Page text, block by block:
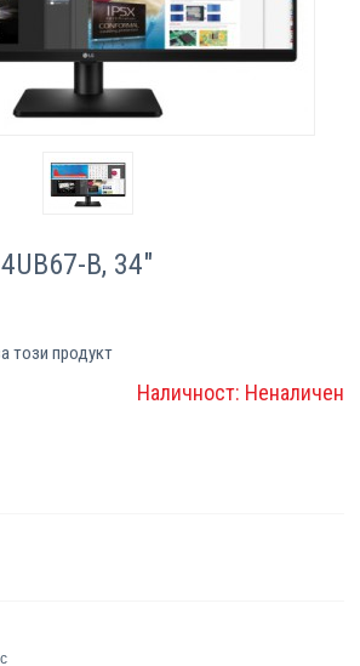
B, 34"
този продукт
Наличност: Неналичен